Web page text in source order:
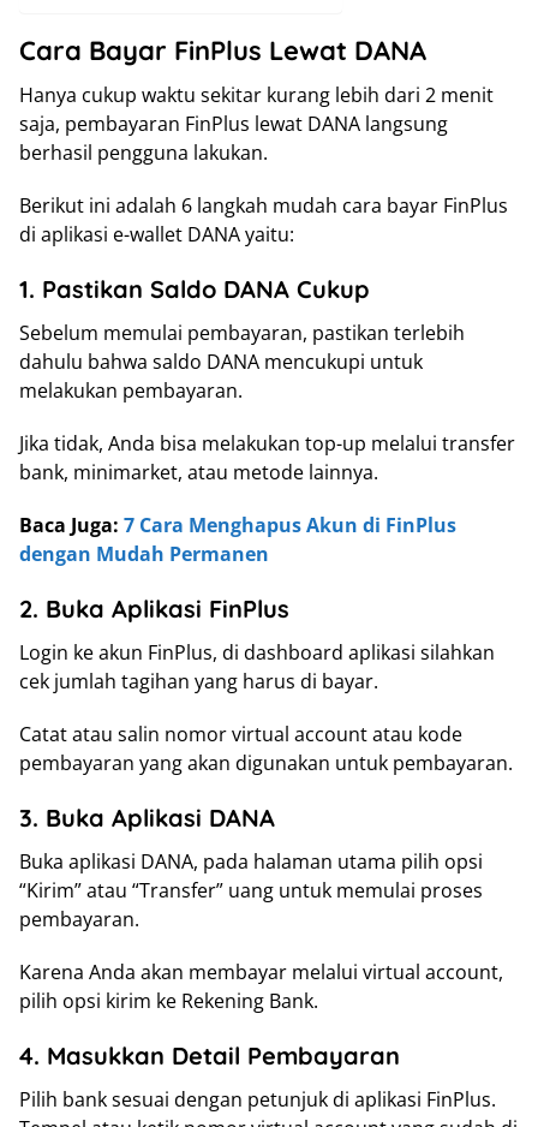
Cara Bayar FinPlus Lewat DANA
Hanya cukup waktu sekitar kurang lebih dari 2 menit
saja, pembayaran FinPlus lewat DANA langsung
berhasil pengguna lakukan.
Berikut ini adalah 6 langkah mudah cara bayar FinPlus
di aplikasi e-wallet DANA yaitu:
1. Pastikan Saldo DANA Cukup
Sebelum memulai pembayaran, pastikan terlebih
dahulu bahwa saldo DANA mencukupi untuk
melakukan pembayaran.
Jika tidak, Anda bisa melakukan top-up melalui transfer
bank, minimarket, atau metode lainnya.
Baca Juga: 7 Cara Menghapus Akun di FinPlus
dengan Mudah Permanen
2. Buka Aplikasi FinPlus
Login ke akun FinPlus, di dashboard aplikasi silahkan
cek jumlah tagihan yang harus di bayar.
Catat atau salin nomor virtual account atau kode
pembayaran yang akan digunakan untuk pembayaran.
3. Buka Aplikasi DANA
Buka aplikasi DANA, pada halaman utama pilih opsi
“Kirim” atau “Transfer” uang untuk memulai proses
pembayaran.
Karena Anda akan membayar melalui virtual account,
pilih opsi kirim ke Rekening Bank.
4. Masukkan Detail Pembayaran
Pilih bank sesuai dengan petunjuk di aplikasi FinPlus.